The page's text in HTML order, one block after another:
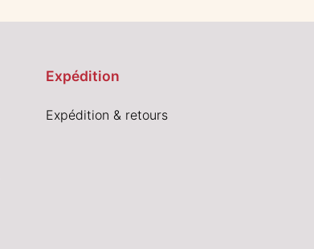
Expédition
Expédition & retours